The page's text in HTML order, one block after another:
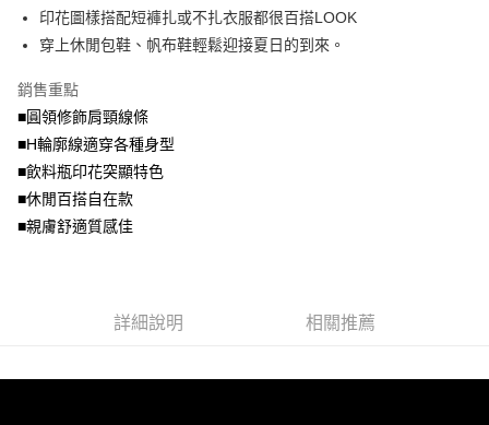
1.分期款項不併入電信帳單，「大哥付你分期」於每月結算日後寄送繳費提
醒簡訊。
2.透過簡訊連結打開帳單後，可選擇「超商條碼／台灣大直營門市／銀行轉
【注意事項】
1.本服務係由「台灣大哥大股份有限公司」（以下簡稱本公司）所提供，讓
用戶於交易時，得透過本服務購買商品或服務，並由商店將買賣／分期付款
買賣價金債權讓與本公司後，依約使用本公司帳單繳交帳款。
資料（包含姓名、電話或地址）提供予台灣大哥大進項蒐集、處理及利用，
由本公司與您本人進行分期帳單所需資料之確認、核對及更正。
【「AFTEE先享後付」結帳流程】
１．於結帳方式選擇「AFTEE先享後付」後，將跳轉至「AFTEE先享後付」
結帳頁面，進行簡訊認證並確認金額後，即可完成結帳。
３．收到繳費通知簡訊後14天內，點擊此簡訊中的連結，可透過四大超商／
ATM／網路銀行／等多元方式進行付款，方視為交易完成。
※ 請注意：結帳手續完成當下不需立刻繳費，但若您需要取消訂單，請聯絡
購買商品的店家。未經商家同意取消之訂單仍視為有效，需透過AFTEE先享
後付繳納相關費用。
※ 交易是否成功請以「AFTEE先享後付 」之結帳頁面顯示為準，若有關於
是否繳費成功／繳費後需取消欲退款等相關疑問，請聯繫「AFTEE先享後付
客戶支援中心」https://netprotections.freshdesk.com/support/home
易，需依本服務之必要範圍內提供個人資料，並將交易相關給付款項請求債
權轉讓予恩沛科技股份有限公司。
每筆NT$70，滿NT$699(含以上)免運費
付款後全家取貨
每筆NT$70，滿NT$699(含以上)免運費
7-11取貨付款
每筆NT$70，滿NT$799(含以上)免運費
付款後7-11取貨
每筆NT$70，滿NT$699(含以上)免運費
印花圖樣搭配短褲扎或不扎衣服都很百搭LOOK
穿上休閒包鞋、帆布鞋輕鬆迎接夏日的到來。
銷售重點
■圓領修飾肩頸線條
■H輪廓線適穿各種身型
■飲料瓶印花突顯特色
■休閒百搭自在款
■親膚舒適質感佳
詳細說明 相關推薦